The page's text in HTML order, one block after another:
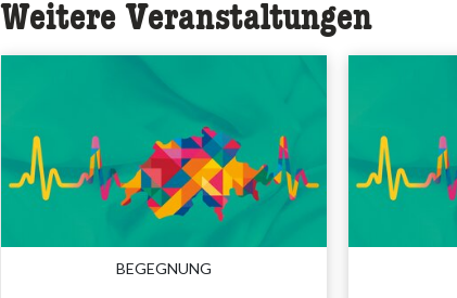
Weitere Veranstaltungen
BEGEGNUNG